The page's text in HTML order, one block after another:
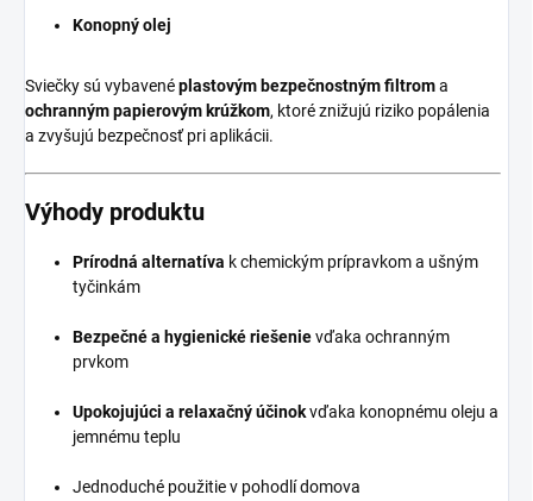
Konopný olej
Sviečky sú vybavenéplastovým bezpečnostným filtroma
ochranným papierovým krúžkom, ktoré znižujú riziko popálenia
a zvyšujú bezpečnosť pri aplikácii.
Výhody produktu
Prírodná alternatíva k chemickým prípravkom a ušným
tyčinkám
Bezpečné a hygienické riešenievďaka ochranným
prvkom
Upokojujúci a relaxačný účinokvďaka konopnému oleju a
jemnému teplu
Jednoduché použitie v pohodlí domova